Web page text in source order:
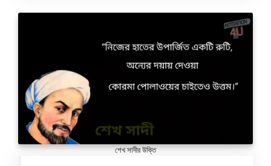
শেখ সাদীর উক্তি